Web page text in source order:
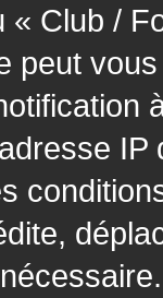
Club /
peut